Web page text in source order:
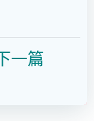
一篇